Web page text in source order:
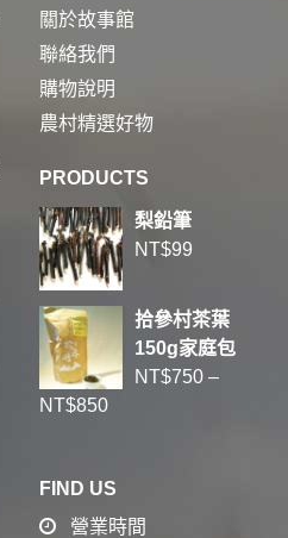
關於故事館
聯絡我們
購物說明
農村精選好物
PRODUCTS
梨鉛筆
NT$99
拾參村茶葉
150g家庭包
NT$750 –
NT$850
FIND US
營業時間